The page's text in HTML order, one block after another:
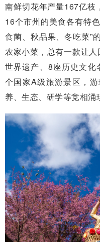
南鲜切花年产量167亿枝
16个市州的美食各有特
食菌、秋品果、冬吃菜”
农家小菜，总有一款让
世界遗产、8座历史文
个国家A级旅游景区，
养、生态、研学等竞相涌